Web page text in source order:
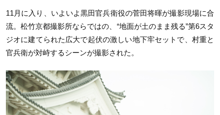
11月に入り、いよいよ黒田官兵衛役の菅田将暉が撮影現場に合
流。松竹京都撮影所ならではの、“地面が土のまま残る”第6スタ
ジオに建てられた広大で起伏の激しい地下牢セットで、村重と
官兵衛が対峙するシーンが撮影された。